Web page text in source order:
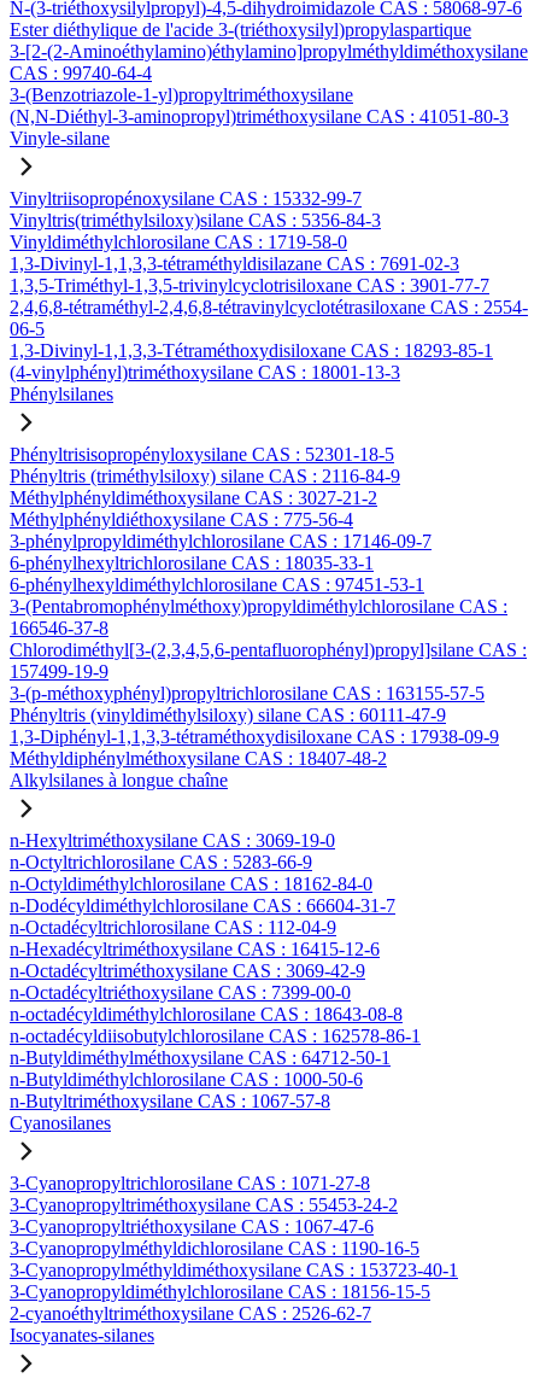
N-(3-triéthoxysilylpropyl)-4,5-dihydroimidazole CAS : 58068-97-6
Ester diéthylique de l'acide 3-(triéthoxysilyl)propylaspartique
3-[2-(2-Aminoéthylamino)éthylamino]propylméthyldiméthoxysilane
CAS : 99740-64-4
3-(Benzotriazole-1-yl)propyltriméthoxysilane
(N,N-Diéthyl-3-aminopropyl)triméthoxysilane CAS : 41051-80-3
Vinyle-silane
Vinyltriisopropénoxysilane CAS : 15332-99-7
Vinyltris(triméthylsiloxy)silane CAS : 5356-84-3
Vinyldiméthylchlorosilane CAS : 1719-58-0
1,3-Divinyl-1,1,3,3-tétraméthyldisilazane CAS : 7691-02-3
1,3,5-Triméthyl-1,3,5-trivinylcyclotrisiloxane CAS : 3901-77-7
2,4,6,8-tétraméthyl-2,4,6,8-tétravinylcyclotétrasiloxane CAS : 2554-
06-5
1,3-Divinyl-1,1,3,3-Tétraméthoxydisiloxane CAS : 18293-85-1
(4-vinylphényl)triméthoxysilane CAS : 18001-13-3
Phénylsilanes
Phényltrisisopropényloxysilane CAS : 52301-18-5
Phényltris (triméthylsiloxy) silane CAS : 2116-84-9
Méthylphényldiméthoxysilane CAS : 3027-21-2
Méthylphényldiéthoxysilane CAS : 775-56-4
3-phénylpropyldiméthylchlorosilane CAS : 17146-09-7
6-phénylhexyltrichlorosilane CAS : 18035-33-1
6-phénylhexyldiméthylchlorosilane CAS : 97451-53-1
3-(Pentabromophénylméthoxy)propyldiméthylchlorosilane CAS :
166546-37-8
Chlorodiméthyl[3-(2,3,4,5,6-pentafluorophényl)propyl]silane CAS :
157499-19-9
3-(p-méthoxyphényl)propyltrichlorosilane CAS : 163155-57-5
Phényltris (vinyldiméthylsiloxy) silane CAS : 60111-47-9
1,3-Diphényl-1,1,3,3-tétraméthoxydisiloxane CAS : 17938-09-9
Méthyldiphénylméthoxysilane CAS : 18407-48-2
Alkylsilanes à longue chaîne
n-Hexyltriméthoxysilane CAS : 3069-19-0
n-Octyltrichlorosilane CAS : 5283-66-9
n-Octyldiméthylchlorosilane CAS : 18162-84-0
n-Dodécyldiméthylchlorosilane CAS : 66604-31-7
n-Octadécyltrichlorosilane CAS : 112-04-9
n-Hexadécyltriméthoxysilane CAS : 16415-12-6
n-Octadécyltriméthoxysilane CAS : 3069-42-9
n-Octadécyltriéthoxysilane CAS : 7399-00-0
n-octadécyldiméthylchlorosilane CAS : 18643-08-8
n-octadécyldiisobutylchlorosilane CAS : 162578-86-1
n-Butyldiméthylméthoxysilane CAS : 64712-50-1
n-Butyldiméthylchlorosilane CAS : 1000-50-6
n-Butyltriméthoxysilane CAS : 1067-57-8
Cyanosilanes
3-Cyanopropyltrichlorosilane CAS : 1071-27-8
3-Cyanopropyltriméthoxysilane CAS : 55453-24-2
3-Cyanopropyltriéthoxysilane CAS : 1067-47-6
3-Cyanopropylméthyldichlorosilane CAS : 1190-16-5
3-Cyanopropylméthyldiméthoxysilane CAS : 153723-40-1
3-Cyanopropyldiméthylchlorosilane CAS : 18156-15-5
2-cyanoéthyltriméthoxysilane CAS : 2526-62-7
Isocyanates-silanes